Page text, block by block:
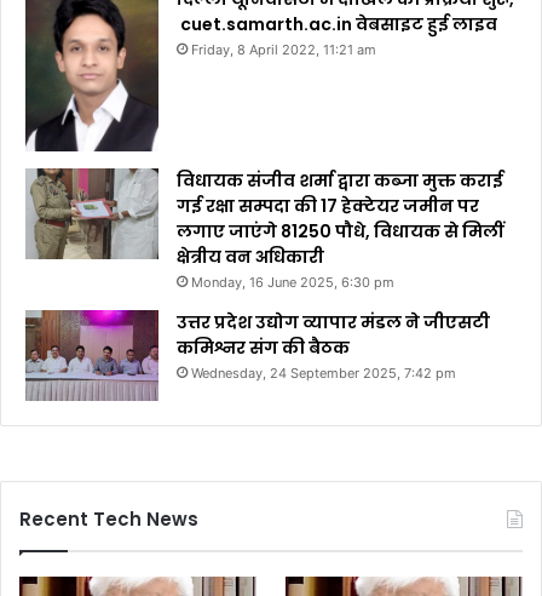
cuet.samarth.ac.in वेबसाइट हुई लाइव
Friday, 8 April 2022, 11:21 am
विधायक संजीव शर्मा द्वारा कब्जा मुक्त कराई
गई रक्षा सम्पदा की 17 हेक्टेयर जमीन पर
लगाए जाएंगे 81250 पौधे, विधायक से मिलीं
क्षेत्रीय वन अधिकारी
Monday, 16 June 2025, 6:30 pm
उत्तर प्रदेश उद्योग व्यापार मंडल ने जीएसटी
कमिश्नर संग की बैठक
Wednesday, 24 September 2025, 7:42 pm
Recent Tech News